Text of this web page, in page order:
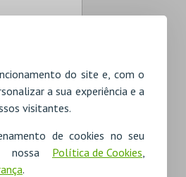
do site e, com o
a sua experiência e a
visitantes.
de cookies no seu
nossa Política de Cookies
.